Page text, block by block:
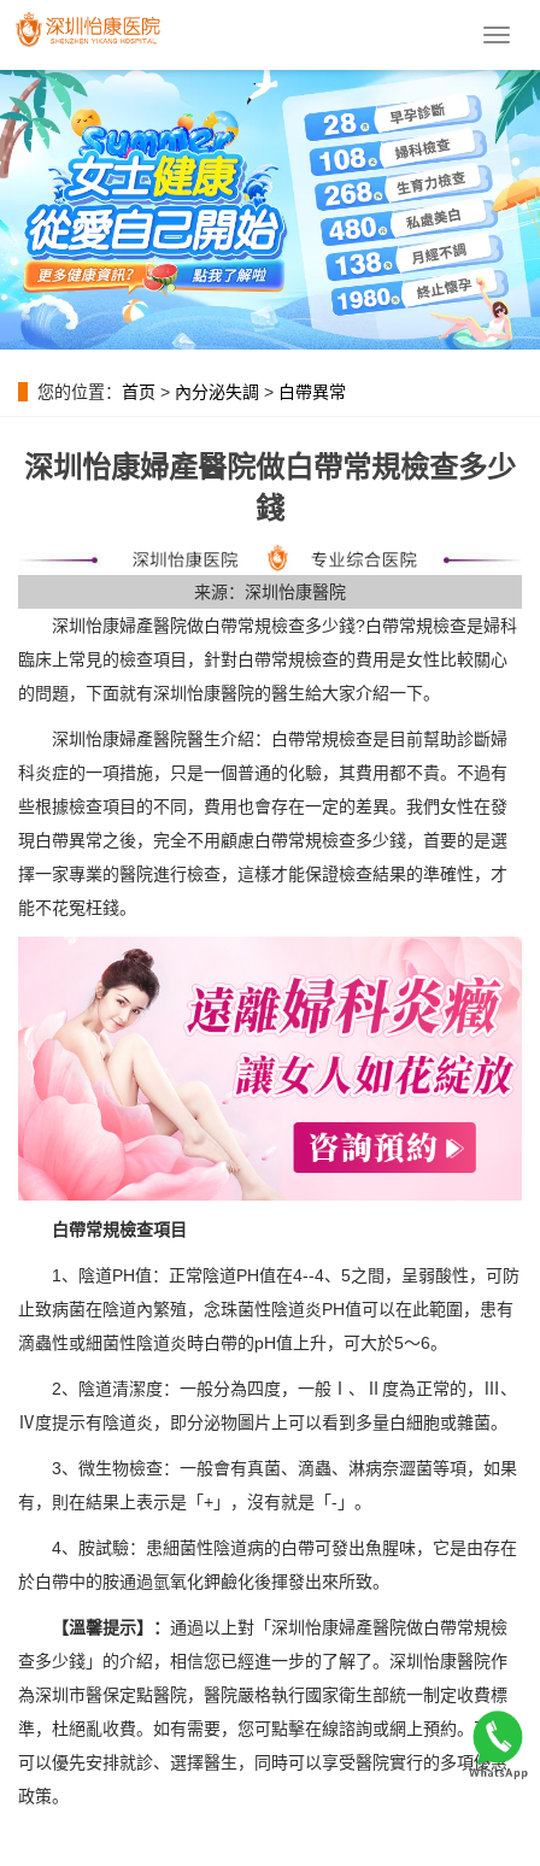
導
菜
單
您的位置： 首页 > 內分泌失調 > 白帶異常
深圳怡康婦產醫院做白帶常規檢查多少
錢
来源：深圳怡康醫院
深圳怡康婦產醫院做白帶常規檢查多少錢?白帶常規檢查是婦科
臨床上常見的檢查項目，針對白帶常規檢查的費用是女性比較關心
的問題，下面就有深圳怡康醫院的醫生給大家介紹一下。
深圳怡康婦產醫院醫生介紹：白帶常規檢查是目前幫助診斷婦
科炎症的一項措施，只是一個普通的化驗，其費用都不貴。不過有
些根據檢查項目的不同，費用也會存在一定的差異。我們女性在發
現白帶異常之後，完全不用顧慮白帶常規檢查多少錢，首要的是選
擇一家專業的醫院進行檢查，這樣才能保證檢查結果的準確性，才
能不花冤枉錢。
白帶常規檢查項目
1、陰道PH值：正常陰道PH值在4--4、5之間，呈弱酸性，可防
止致病菌在陰道內繁殖，念珠菌性陰道炎PH值可以在此範圍，患有
滴蟲性或細菌性陰道炎時白帶的pH值上升，可大於5～6。
2、陰道清潔度：一般分為四度，一般Ⅰ、Ⅱ度為正常的，Ⅲ、
Ⅳ度提示有陰道炎，即分泌物圖片上可以看到多量白細胞或雜菌。
3、微生物檢查：一般會有真菌、滴蟲、淋病奈澀菌等項，如果
有，則在結果上表示是「+」，沒有就是「-」。
4、胺試驗：患細菌性陰道病的白帶可發出魚腥味，它是由存在
於白帶中的胺通過氫氧化鉀鹼化後揮發出來所致。
【溫馨提示】： 通過以上對「深圳怡康婦產醫院做白帶常規檢
查多少錢」的介紹，相信您已經進一步的了解了。深圳怡康醫院作
為深圳市醫保定點醫院，醫院嚴格執行國家衛生部統一制定收費標
準，杜絕亂收費。如有需要，您可點擊在線諮詢或網上預約。不但
可以優先安排就診、選擇醫生，同時可以享受醫院實行的多項優惠
政策。